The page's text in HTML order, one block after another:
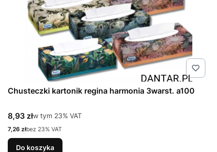
Chusteczki kartonik regina harmonia 3warst. a100
Cena brutto
8,93 złw tym %s VAT
w tym 23% VAT
Cena netto
7,26 złbez 23% VAT
Do koszyka